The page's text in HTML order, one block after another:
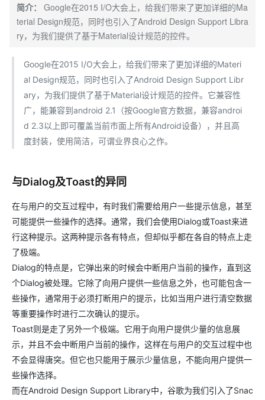
简介：
Google在2015 I/O大会上，给我们带来了更加详细的Ma
terial Design规范，同时也引入了Android Design Support Libra
ry，为我们提供了基于Material设计规范的控件。
Google在2015 I/O大会上，给我们带来了更加详细的Materi
al Design规范，同时也引入了Android Design Support Libr
ary，为我们提供了基于Material设计规范的控件。它兼容性
广，能兼容到android 2.1（按Google官方数据，兼容androi
d 2.3以上即可覆盖当前市面上所有Android设备），并且高
度封装，使用简洁，可谓业界良心之作。
与Dialog及Toast的异同
在与用户的交互过程中，有时我们需要给用户一些提示信息，甚至
可能提供一些操作的选择。通常，我们会使用Dialog或Toast来进
行这种提示。这两种提示各有特点，但却似乎都在各自的特点上走
了极端。
Dialog的特点是，它弹出来的时候会中断用户当前的操作，直到这
个Dialog被处理。它除了向用户提供一些信息之外，也可能包含一
些操作，通常用于必须打断用户的提示，比如当用户进行清空数据
等重要操作时进行二次确认的提示。
Toast则是走了另外一个极端。它用于向用户提供少量的信息展
示，并且不会中断用户当前的操作，这样在与用户的交互过程中也
不会显得唐突。但它也只能用于展示少量信息，不能向用户提供一
些操作选择。
而在Android Design Support Library中，谷歌为我们引入了Snac